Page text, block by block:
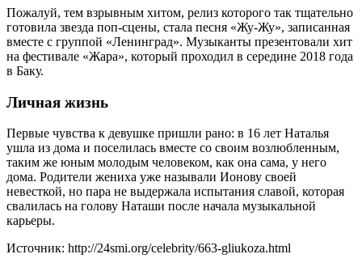
Пожалуй, тем взрывным хитом, релиз которого так тщательно
готовила звезда поп-сцены, стала песня «Жу-Жу», записанная
вместе с группой «Ленинград». Музыканты презентовали хит
на фестивале «Жара», который проходил в середине 2018 года
в Баку.
Личная жизнь
Первые чувства к девушке пришли рано: в 16 лет Наталья
ушла из дома и поселилась вместе со своим возлюбленным,
таким же юным молодым человеком, как она сама, у него
дома. Родители жениха уже называли Ионову своей
невесткой, но пара не выдержала испытания славой, которая
свалилась на голову Наташи после начала музыкальной
карьеры.
Источник: http://24smi.org/celebrity/663-gliukoza.html